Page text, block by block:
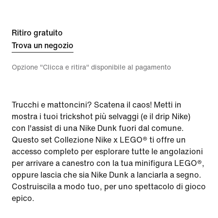
Ritiro gratuito
Trova un negozio
Opzione "Clicca e ritira" disponibile al pagamento
Trucchi e mattoncini? Scatena il caos! Metti in
mostra i tuoi trickshot più selvaggi (e il drip Nike)
con l'assist di una Nike Dunk fuori dal comune.
Questo set Collezione Nike x LEGO® ti offre un
accesso completo per esplorare tutte le angolazioni
per arrivare a canestro con la tua minifigura LEGO®,
oppure lascia che sia Nike Dunk a lanciarla a segno.
Costruiscila a modo tuo, per uno spettacolo di gioco
epico.